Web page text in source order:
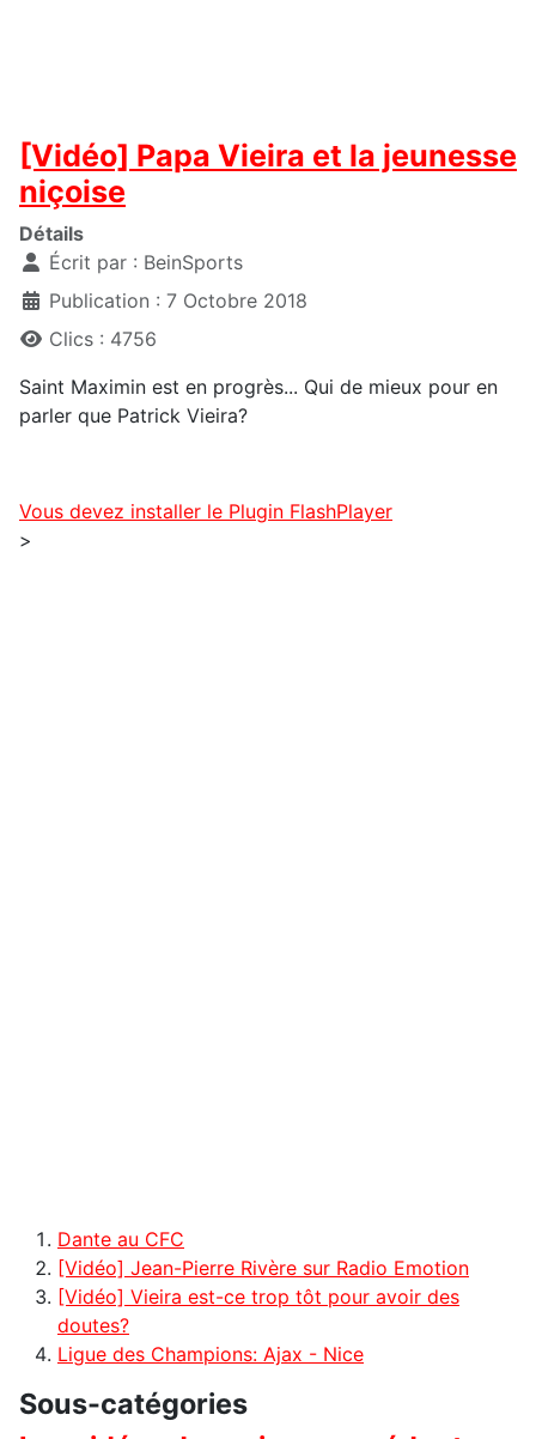
[Vidéo] Papa Vieira et la jeunesse
niçoise
Détails
Écrit par : BeinSports
Publication : 7 Octobre 2018
Clics : 4756
Saint Maximin est en progrès... Qui de mieux pour en
parler que Patrick Vieira?
Vous devez installer le Plugin FlashPlayer
>
Dante au CFC
[Vidéo] Jean-Pierre Rivère sur Radio Emotion
[Vidéo] Vieira est-ce trop tôt pour avoir des
doutes?
Ligue des Champions: Ajax - Nice
Sous-catégories